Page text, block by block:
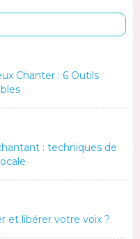
Chanter : 6 Outils
: techniques de
et libérer votre voix ?